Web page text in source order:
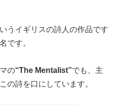
うイギリスの詩人の作品です
です。
の“The Mentalist”でも、主
の詩を口にしています。